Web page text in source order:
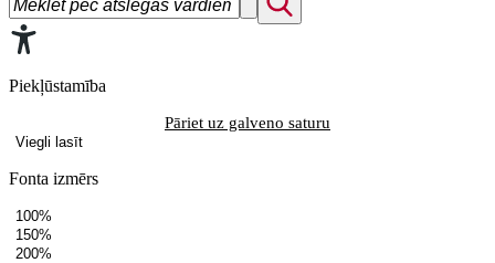
Piekļūstamība
Pāriet uz galveno saturu
Viegli lasīt
Fonta izmērs
100%
150%
200%